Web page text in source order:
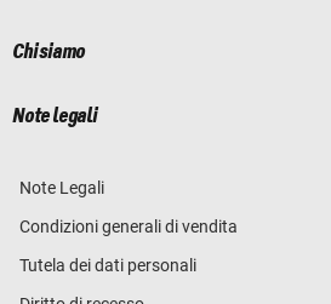
Chi siamo
Note legali
Note Legali
Condizioni generali di vendita
Tutela dei dati personali